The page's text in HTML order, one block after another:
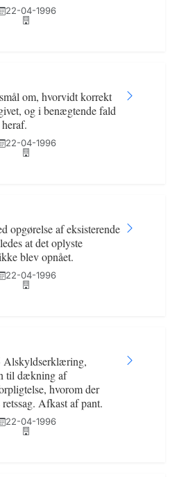
22-04-1996
om, hvorvidt korrekt
og i benægtende fald
22-04-1996
opgørelse af eksisterende
at det oplyste
blev opnået.
22-04-1996
Alskyldserklæring,
til dækning af
hvorom der
retssag. Afkast af pant.
22-04-1996